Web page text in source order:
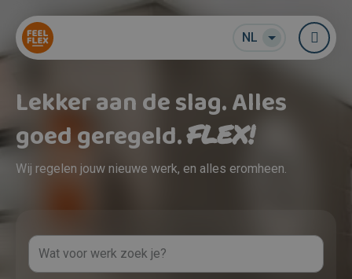
NL
Lekker aan de slag. Alles
goed geregeld.FLEX!
Wij regelen jouw nieuwe werk, en alles eromheen.